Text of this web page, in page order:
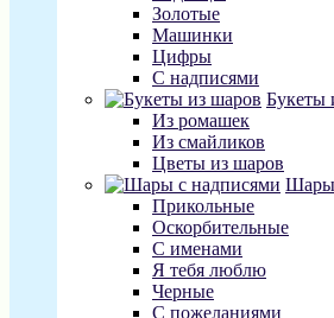
Золотые
Машинки
Цифры
С надписями
Букеты
Из ромашек
Из смайликов
Цветы из шаров
Шары
Прикольные
Оскорбительные
С именами
Я тебя люблю
Черные
С пожеланиями